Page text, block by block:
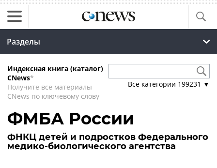
Разделы
Индексная книга (каталог)
CNews*
Получите все материалы
CNews по ключевому слову
Все категории 199231 ▼
ФМБА России
ФНКЦ детей и подростков Федерального
медико-биологического агентства